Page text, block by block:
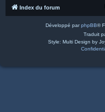
Index du forum
Développé parphpBB®
Traduit
Style: Multi Design by